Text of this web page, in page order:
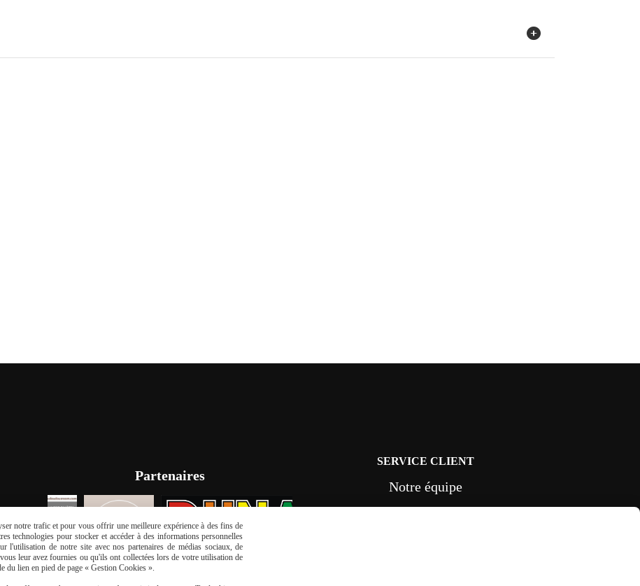
Partenaires
SERVICE CLIENT
Notre équipe
notre trafic et pour vous offrir une meilleure expérience à des fins de
technologies pour stocker et accéder à des informations personnelles
l'utilisation de notre site avec nos partenaires de médias sociaux, de
leur avez fournies ou qu'ils ont collectées lors de votre utilisation de
du lien en pied de page « Gestion Cookies ».